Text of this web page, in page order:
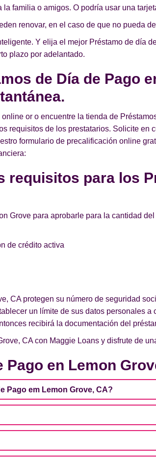
familia o amigos. O podría usar una
renovar, en el caso de que no pueda
Y elija el mejor Préstamo de día
plazo por adelantado.
de Día de Pago
or o encuentre la tienda de
requisitos de los prestatarios. Solicite en
formulario de precalificación online
requisitos para los
Grove para aprobarle para la cantidad
de crédito activa
CA protegen su número de seguridad
un límite de sus datos personales
recibirá la documentación del
CA con Maggie Loans y disfrute de
Pago en Lemon
Pago em Lemon Grove, CA?